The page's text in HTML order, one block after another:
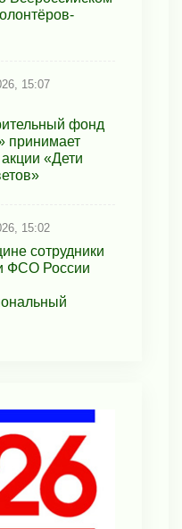
15:07
фонд
принимает
«Дети
15:02
сотрудники
ФСО России